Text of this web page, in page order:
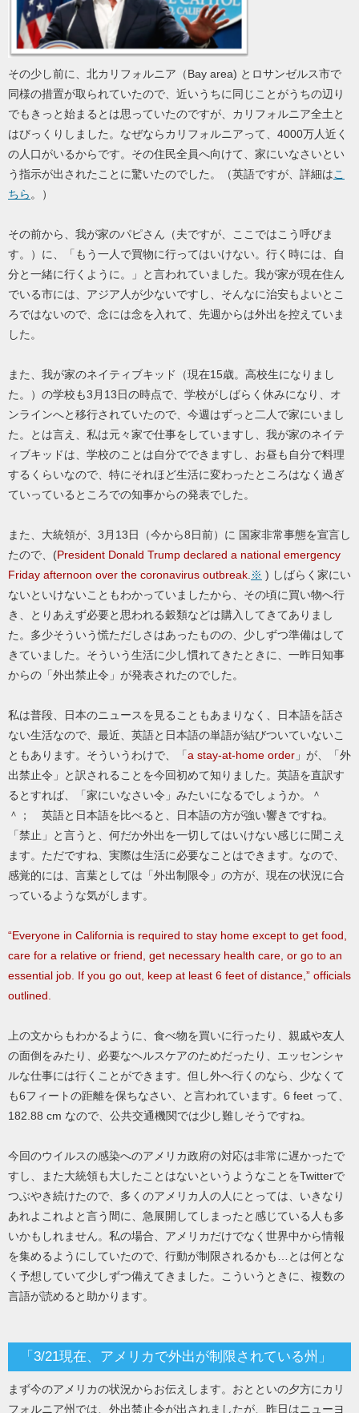
その少し前に、北カリフォルニア（Bay area) とロサンゼルス市で
同様の措置が取られていたので、近いうちに同じことがうちの辺り
でもきっと始まるとは思っていたのですが、カリフォルニア全土と
はびっくりしました。なぜならカリフォルニアって、4000万人近く
の人口がいるからです。その住民全員へ向けて、家にいなさいとい
う指示が出されたことに驚いたのでした。（英語ですが、詳細はこ
ちら 。）
その前から、我が家のパピさん（夫ですが、ここではこう呼びま
す。）に、「もう一人で買物に行ってはいけない。行く時には、自
分と一緒に行くように。」と言われていました。我が家が現在住ん
でいる市には、アジア人が少ないですし、そんなに治安もよいとこ
ろではないので、念には念を入れて、先週からは外出を控えていま
した。
また、我が家のネイティブキッド（現在15歳。高校生になりまし
た。）の学校も3月13日の時点で、学校がしばらく休みになり、オ
ンラインへと移行されていたので、今週はずっと二人で家にいまし
た。とは言え、私は元々家で仕事をしていますし、我が家のネイテ
ィブキッドは、学校のことは自分でできますし、お昼も自分で料理
するくらいなので、特にそれほど生活に変わったところはなく過ぎ
ていっているところでの知事からの発表でした。
また、大統領が、3月13日（今から8日前）に 国家非常事態を宣言し
たので、(President Donald Trump declared a national emergency
Friday afternoon over the coronavirus outbreak ※ ) しばらく家にい
ないといけないこともわかっていましたから、その頃に買い物へ行
き、とりあえず必要と思われる穀類などは購入してきてありまし
た。多少そういう慌ただしさはあったものの、少しずつ準備はして
きていました。そういう生活に少し慣れてきたときに、一昨日知事
からの「外出禁止令」が発表されたのでした。
私は普段、日本のニュースを見ることもあまりなく、日本語を話さ
ない生活なので、最近、英語と日本語の単語が結びついていないこ
ともあります。そういうわけで、「a stay-at-home order 」が、「外
出禁止令」と訳されることを今回初めて知りました。英語を直訳す
るとすれば、「家にいなさい令」みたいになるでしょうか。＾
＾； 英語と日本語を比べると、日本語の方が強い響きですね。
「禁止」と言うと、何だか外出を一切してはいけない感じに聞こえ
ます。ただですね、実際は生活に必要なことはできます。なので、
感覚的には、言葉としては「外出制限令」の方が、現在の状況に合
っているような気がします。
“Everyone in California is required to stay home except to get food,
care for a relative or friend, get necessary health care, or go to an
essential job. If you go out, keep at least 6 feet of distance,” officials
outlined.
上の文からもわかるように、食べ物を買いに行ったり、親戚や友人
の面倒をみたり、必要なヘルスケアのためだったり、エッセンシャ
ルな仕事には行くことができます。但し外へ行くのなら、少なくて
も6フィートの距離を保ちなさい、と言われています。6 feet って、
182.88 cm なので、公共交通機関では少し難しそうですね。
今回のウイルスの感染へのアメリカ政府の対応は非常に遅かったで
すし、また大統領も大したことはないというようなことをTwitterで
つぶやき続けたので、多くのアメリカ人の人にとっては、いきなり
あれよこれよと言う間に、急展開してしまったと感じている人も多
いかもしれません。私の場合、アメリカだけでなく世界中から情報
を集めるようにしていたので、行動が制限されるかも…とは何とな
く予想していて少しずつ備えてきました。こういうときに、複数の
言語が読めると助かります。
「3/21現在、アメリカで外出が制限されている州」
まず今のアメリカの状況からお伝えします。おとといの夕方にカリ
フォルニア州では、外出禁止令が出されましたが、昨日はニューヨ